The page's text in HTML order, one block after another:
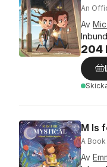
An
Av
204
M Is
A
Av